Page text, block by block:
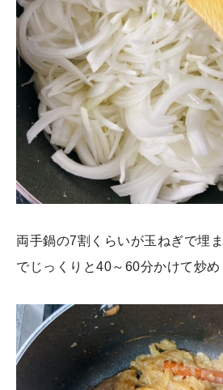
両手鍋の7割くらいが玉ねぎで埋
でじっくりと40～60分かけて炒め